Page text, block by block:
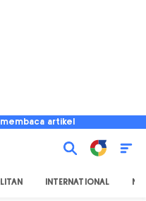
artikel
INTERNATIONAL